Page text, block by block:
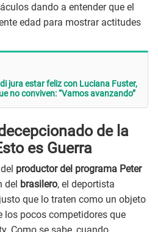
dando a entender que el
edad para mostrar actitudes
jura estar feliz con Luciana Fuster,
no conviven: “Vamos avanzando”
de la
es Guerra
productor del programa Peter
del brasilero, el deportista
que lo traten como un objeto
los pocos competidores que